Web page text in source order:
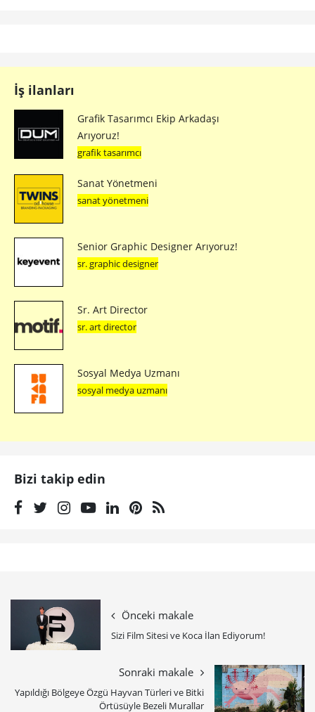
İş ilanları
Grafik Tasarımcı Ekip Arkadaşı
Arıyoruz!
grafik tasarımcı
Sanat Yönetmeni
sanat yönetmeni
Senior Graphic Designer Arıyoruz!
sr. graphic designer
Sr. Art Director
sr. art director
Sosyal Medya Uzmanı
sosyal medya uzmanı
Bizi takip edin
Önceki makale
Sizi Film Sitesi ve Koca İlan Ediyorum!
Sonraki makale
Yapıldığı Bölgeye Özgü Hayvan Türleri ve Bitki
Örtüsüyle Bezeli Murallar